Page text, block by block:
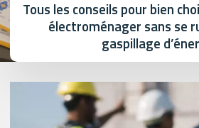
Tous les conseils pour bien
électroménager sans se
gaspillage